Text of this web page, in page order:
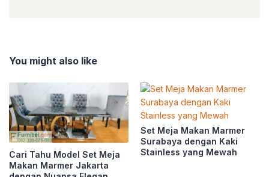
You might also like
Cari Tahu Model Set Meja
Makan Marmer Jakarta
Set Meja Makan Marmer
Surabaya dengan Kaki
Stainless yang Mewah